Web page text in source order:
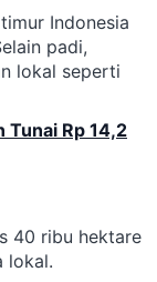
Indonesia
padi,
lokal seperti
Tunai Rp 14,2
40 ribu hektare
lokal.